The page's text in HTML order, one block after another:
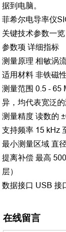
据到电脑。
菲希尔电导率仪
关键技术参数一览
参数项 详细指标
测量原理 相敏涡
适用材料 非铁磁
测量范围 0.5 - 65
异，均代表宽泛的
测量精度 读数的
支持频率 15 kHz
最小测量区域 直
提离补偿 最高
层）
数据接口 USB 接
在线留言